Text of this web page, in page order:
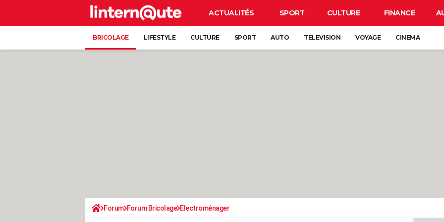
ACTUALITÉS SPORT CULTURE FINANCE
BRICOLAGE LIFESTYLE CULTURE SPORT AUTO TELEVISION VOYAGE CINEMA
Forum Forum Bricolage Electroménager